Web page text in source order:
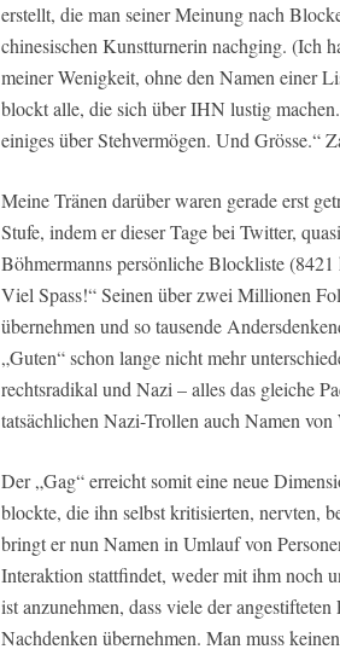
erstellt, die man seiner Meinung nach
chinesischen Kunstturnerin nachging. (Ich
meiner Wenigkeit, ohne den Namen einer
blockt alle, die sich über IHN lustig
einiges über Stehvermögen. Und Grösse.“
Meine Tränen darüber waren gerade erst
Stufe, indem er dieser Tage bei Twitter,
Böhmermanns persönliche Blockliste
Viel Spass!“ Seinen über zwei Millionen
übernehmen und so tausende
„Guten“ schon lange nicht mehr
rechtsradikal und Nazi – alles das gleiche
tatsächlichen Nazi-Trollen auch Namen
Der „Gag“ erreicht somit eine neue
blockte, die ihn selbst kritisierten, nervten,
bringt er nun Namen in Umlauf von
Interaktion stattfindet, weder mit ihm noch
ist anzunehmen, dass viele der
Nachdenken übernehmen. Man muss